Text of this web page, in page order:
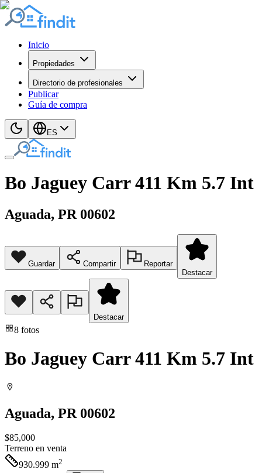
Inicio
Propiedades
Directorio de profesionales
Publicar
Guía de compra
ES
Bo Jaguey Carr 411 Km 5.7 Int
Aguada, PR 00602
Guardar Compartir
Reportar
Destacar
Destacar
8 fotos
Bo Jaguey Carr 411 Km 5.7 Int
Aguada, PR 00602
$85,000
Terreno en venta
930.999 m2